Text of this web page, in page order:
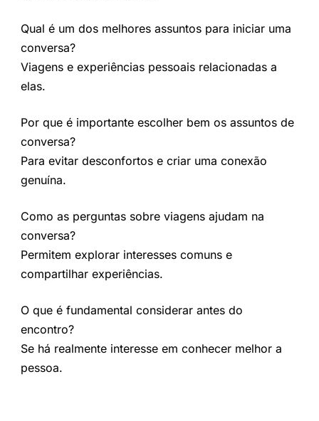
Qual é um dos melhores assuntos para iniciar uma
conversa?
Viagens e experiências pessoais relacionadas a
elas.
Por que é importante escolher bem os assuntos de
conversa?
Para evitar desconfortos e criar uma conexão
genuína.
Como as perguntas sobre viagens ajudam na
conversa?
Permitem explorar interesses comuns e
compartilhar experiências.
O que é fundamental considerar antes do
encontro?
Se há realmente interesse em conhecer melhor a
pessoa.